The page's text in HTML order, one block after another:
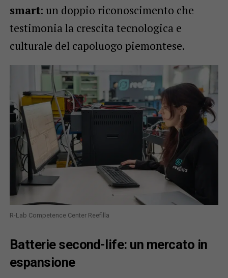
smart: un doppio riconoscimento che
testimonia la crescita tecnologica e
culturale del capoluogo piemontese.
R-Lab Competence Center Reefilla
Batterie second-life: un mercato in
espansione